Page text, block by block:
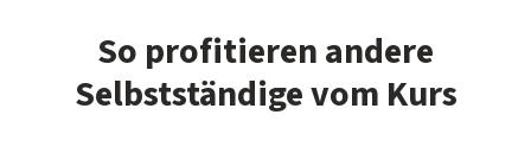
So profitieren andere
Selbstständige vom Kurs